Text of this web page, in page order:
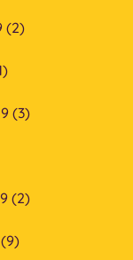
(2)
(3)
(2)